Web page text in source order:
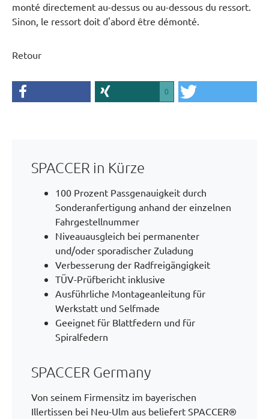
monté directement au-dessus ou au-dessous du ressort.
Sinon, le ressort doit d'abord être démonté.
Retour
0
SPACCER in Kürze
100 Prozent Passgenauigkeit durch
Sonderanfertigung anhand der einzelnen
Fahrgestellnummer
Niveauausgleich bei permanenter
und/oder sporadischer Zuladung
Verbesserung der Radfreigängigkeit
TÜV-Prüfbericht inklusive
Ausführliche Montageanleitung für
Werkstatt und Selfmade
Geeignet für Blattfedern und für
Spiralfedern
SPACCER Germany
Von seinem Firmensitz im bayerischen
Illertissen bei Neu-Ulm aus beliefert SPACCER®